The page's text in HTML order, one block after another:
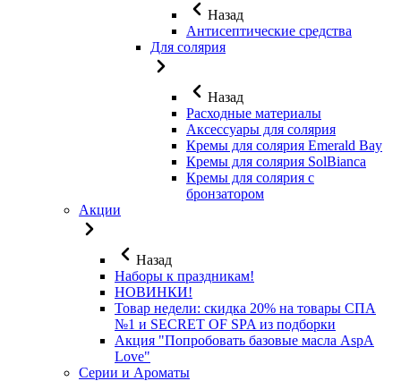
Назад
Антисептические средства
Для солярия
Назад
Расходные материалы
Аксессуары для солярия
Кремы для солярия Emerald Bay
Кремы для солярия SolBianca
Кремы для солярия с
бронзатором
Акции
Назад
Наборы к праздникам!
НОВИНКИ!
Товар недели: скидка 20% на товары СПА
№1 и SECRET OF SPA из подборки
Акция "Попробовать базовые масла AspA
Love"
Серии и Ароматы